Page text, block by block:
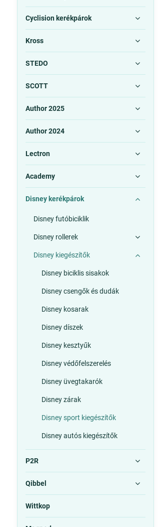
Cyclision kerékpárok
Kross
STEDO
SCOTT
Author 2025
Author 2024
Lectron
Academy
Disney kerékpárok
Disney futóbiciklik
Disney rollerek
Disney kiegészítők
Disney biciklis sisakok
Disney csengők és dudák
Disney kosarak
Disney díszek
Disney kesztyűk
Disney védőfelszerelés
Disney üvegtakarók
Disney zárak
Disney sport kiegészítők
Disney autós kiegészítők
P2R
Qibbel
Wittkop